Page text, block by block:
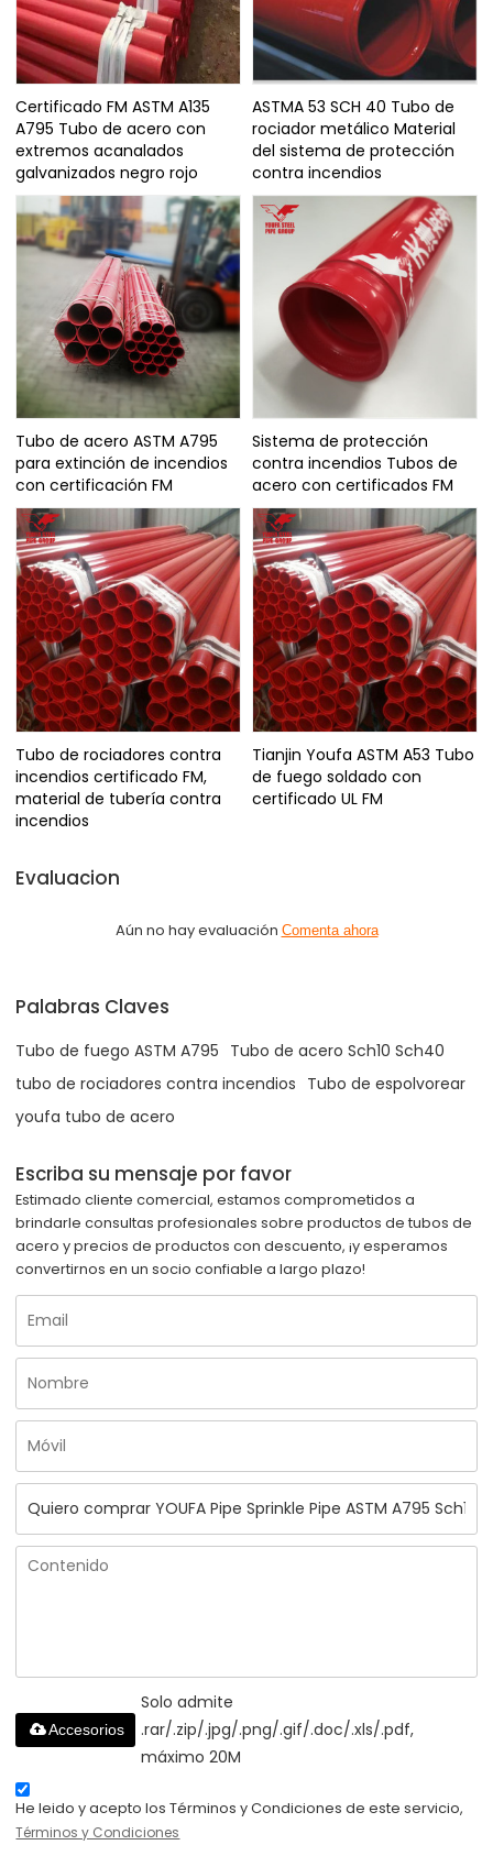
Certificado FM ASTM A135
A795 Tubo de acero con
extremos acanalados
galvanizados negro rojo
ASTMA 53 SCH 40 Tubo de
rociador metálico Material
del sistema de protección
contra incendios
Tubo de acero ASTM A795
para extinción de incendios
con certificación FM
Sistema de protección
contra incendios Tubos de
acero con certificados FM
Tubo de rociadores contra
incendios certificado FM,
material de tubería contra
incendios
Tianjin Youfa ASTM A53 Tubo
de fuego soldado con
certificado UL FM
Evaluacion
Aún no hay evaluación Comenta ahora
Palabras Claves
Tubo de fuego ASTM A795 Tubo de acero Sch10 Sch40
tubo de rociadores contra incendios Tubo de espolvorear
youfa tubo de acero
Escriba su mensaje por favor
Estimado cliente comercial, estamos comprometidos a
brindarle consultas profesionales sobre productos de tubos de
acero y precios de productos con descuento, ¡y esperamos
convertirnos en un socio confiable a largo plazo!
Solo admite
.rar/.zip/.jpg/.png/.gif/.doc/.xls/.pdf,
máximo 20M
Accesorios
He leido y acepto los Términos y Condiciones de este servicio,
Términos y Condiciones